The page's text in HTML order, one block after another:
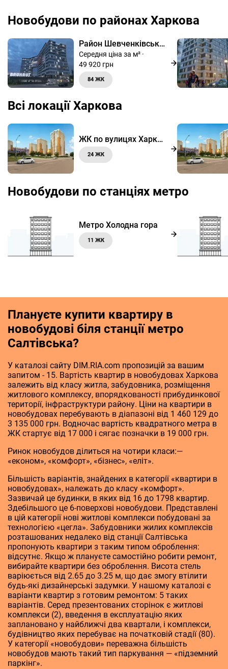
Новобудови по районах Харкова
Район Шевченківський
Середня ціна за м² ·
49 920 грн
84 ЖК
Всі локації Харкова
ЖК по вулицях Харкова
24 ЖК
Новобудови по станціях метро
Метро Холодна гора
11 ЖК
Плануєте купити квартиру в
новобудові біля станції метро
Салтівська?
У каталозі сайту DIM.RIA.com пропозицій за вашим
запитом - 15. Вартість квартир в новобудовах Харкова
залежить від класу житла, забудовника, розміщення
житлового комплексу, впорядкованості прибудинкової
території, інфраструктури району. Ціни на квартири в
новобудовах перебувають в діапазоні від 1 460 129 до
3 135 000 грн. Водночас вартість квадратного метра в
ЖК стартує від 17 000 і сягає позначки в 19 000 грн.
Ринок новобудов ділиться на чотири класи:—
«економ», «комфорт», «бізнес», «еліт».
Більшість варіантів, знайдених в категорії «квартири в
новобудовах», належать до класу «комфорт».
Зазвичай це будинки, в яких від 16 до 1798 квартир.
Здебільшого це 6-поверхові новобудови. Представлені
в цій категорії нові житлові комплекси побудовані за
технологією «цегла». Забудовники жилих комплексів
розташованих недалеко від станції Салтівська
пропонують квартири з таким типом оброблення:
відсутнє. Якщо ж плануєте самостійно робити ремонт,
вибирайте квартири без оброблення. Висота стель
варіюється від 2.65 до 3.25 м, що дає змогу втілити
будь-які дизайнерські задумки. У нашому каталозі є
варіанти квартир з готовим ремонтом: 5 таких
варіантів. Серед презентованих сторінок є житлові
комплекси (2), введення в експлуатацію яких
заплановано у найближчі два квартали, і комплекси,
будівництво яких перебуває на початковій стадії (80).
У категорії «новобудови» переважна більшість
новобудов мають такий тип паркування — «підземний
паркінг».